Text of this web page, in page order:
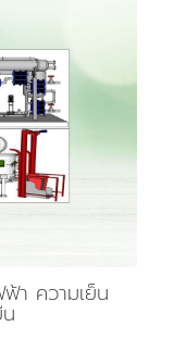
า ความเย็น